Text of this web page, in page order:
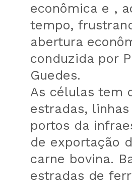
econômica e ,
tempo,
abertura
conduzida por
Guedes.
As células tem
estradas,
portos da
de exportação
carne bovina.
estradas de